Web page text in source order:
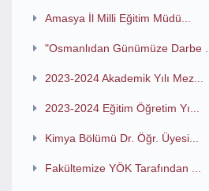
Amasya İl Milli Eğitim Müdü...
"Osmanlıdan Günümüze Darbe ...
2023-2024 Akademik Yılı Mez...
2023-2024 Eğitim Öğretim Yı...
Kimya Bölümü Dr. Öğr. Üyesi...
Fakültemize YÖK Tarafından ...